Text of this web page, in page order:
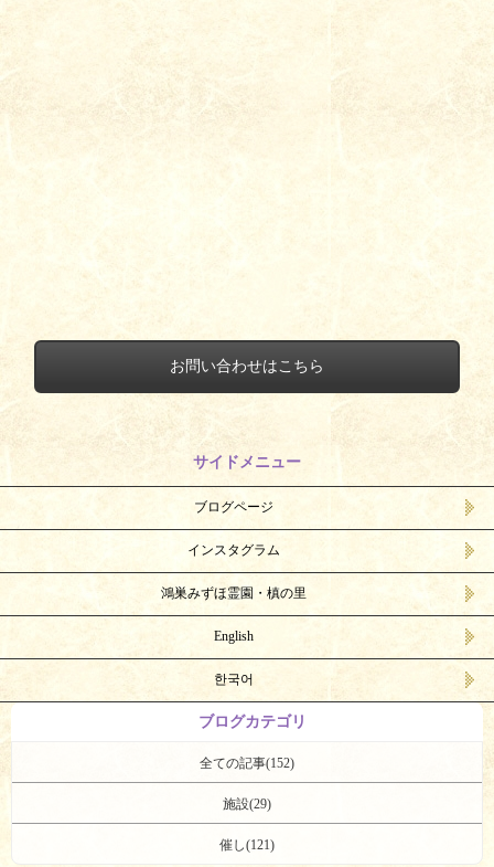
お問い合わせはこちら
サイドメニュー
ブログページ
インスタグラム
鴻巣みずほ霊園・槙の里
English
한국어
ブログカテゴリ
全ての記事(152)
施設(29)
催し(121)